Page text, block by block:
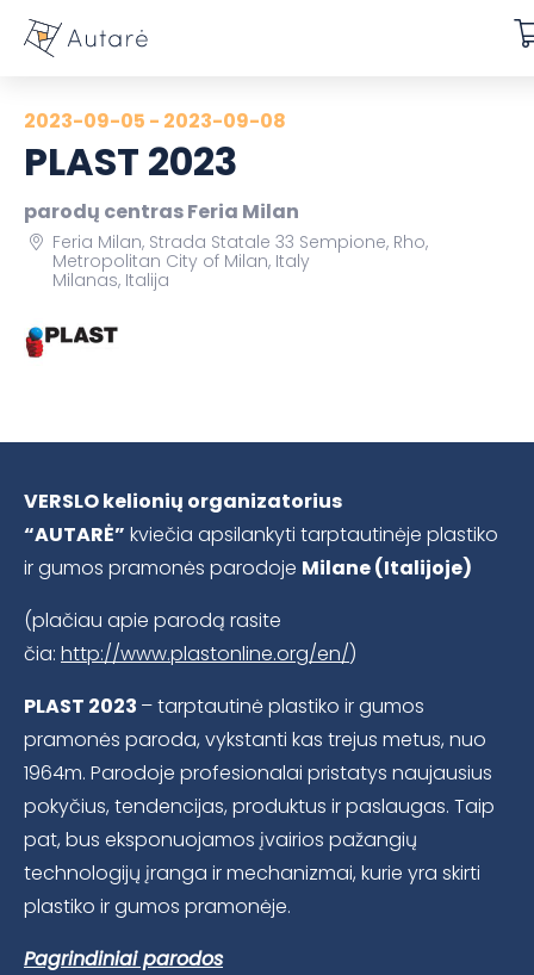
2023-09-05 - 2023-09-08
PLAST 2023
parodų centras Feria Milan
Feria Milan, Strada Statale 33 Sempione, Rho,
Metropolitan City of Milan, Italy
Milanas, Italija
VERSLO kelionių organizatorius
“AUTARĖ” kviečia apsilankyti tarptautinėje plastiko
ir gumos pramonės parodoje Milane (Italijoje)
(plačiau apie parodą rasite
čia: http://www.plastonline.org/en/)
PLAST 2023 – tarptautinė plastiko ir gumos
pramonės paroda, vykstanti kas trejus metus, nuo
1964m. Parodoje profesionalai pristatys naujausius
pokyčius, tendencijas, produktus ir paslaugas. Taip
pat, bus eksponuojamos įvairios pažangių
technologijų įranga ir mechanizmai, kurie yra skirti
plastiko ir gumos pramonėje.
Pagrindiniai parodos